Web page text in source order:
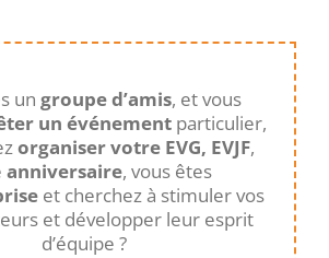
un groupe d’amis, et vous
un événement particulier,
organiser votre EVG, EVJF,
anniversaire, vous êtes
et cherchez à stimuler vos
et développer leur esprit
d’équipe ?